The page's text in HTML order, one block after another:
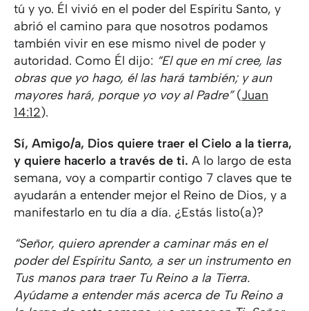
tú y yo. Él vivió en el poder del Espíritu Santo, y
abrió el camino para que nosotros podamos
también vivir en ese mismo nivel de poder y
autoridad. Como Él dijo: “El que en mí cree, las
obras que yo hago, él las hará también; y aun
mayores hará, porque yo voy al Padre”(Juan
14:12).
Sí, Amigo/a, Dios quiere traer el Cielo a la tierra,
y quiere hacerlo a través de ti. A lo largo de esta
semana, voy a compartir contigo 7 claves que te
ayudarán a entender mejor el Reino de Dios, y a
manifestarlo en tu día a día. ¿Estás listo(a)?
“Señor, quiero aprender a caminar más en el
poder del Espíritu Santo, a ser un instrumento en
Tus manos para traer Tu Reino a la Tierra.
Ayúdame a entender más acerca de Tu Reino a